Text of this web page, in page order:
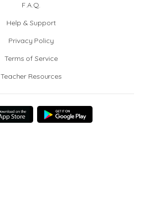
F.A.Q.
Help & Support
Privacy Policy
Terms of Service
Teacher Resources